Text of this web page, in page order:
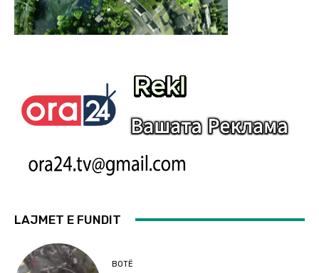
LAJMET E FUNDIT
BOTË